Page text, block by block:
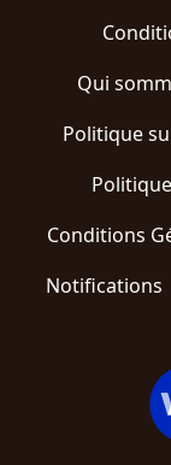
Qui
Politique
Conditions
Notifications